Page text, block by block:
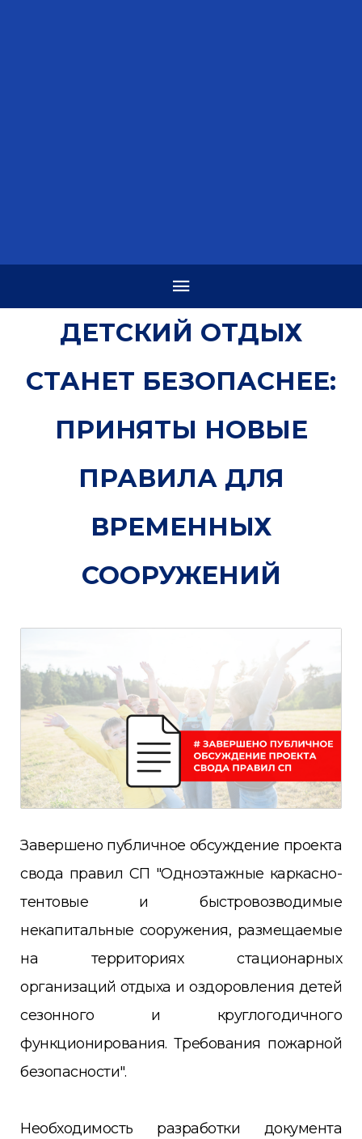
ДЕТСКИЙ ОТДЫХ
СТАНЕТ БЕЗОПАСНЕЕ:
ПРИНЯТЫ НОВЫЕ
ПРАВИЛА ДЛЯ
ВРЕМЕННЫХ
СООРУЖЕНИЙ
Завершено публичное обсуждение проекта
свода правил СП "Одноэтажные каркасно-
тентовые и быстровозводимые
некапитальные сооружения, размещаемые
на территориях стационарных
организаций отдыха и оздоровления детей
сезонного и круглогодичного
функционирования. Требования пожарной
безопасности".
Необходимость разработки документа